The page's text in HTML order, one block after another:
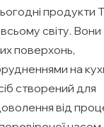
продукти
світу. Вони
поверхонь,
на
створений для
від